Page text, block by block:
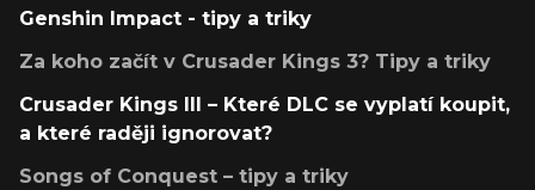
Genshin Impact - tipy a triky
Za koho začít v Crusader Kings 3? Tipy a triky
Crusader Kings III – Které DLC se vyplatí koupit,
a které raději ignorovat?
Songs of Conquest – tipy a triky